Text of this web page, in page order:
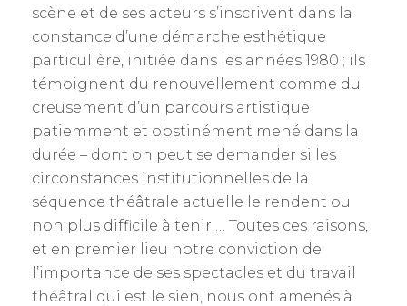
scène et de ses acteurs s’inscrivent dans la
constance d’une démarche esthétique
particulière, initiée dans les années 1980 ; ils
témoignent du renouvellement comme du
creusement d’un parcours artistique
patiemment et obstinément mené dans la
durée – dont on peut se demander si les
circonstances institutionnelles de la
séquence théâtrale actuelle le rendent ou
non plus difficile à tenir … Toutes ces raisons,
et en premier lieu notre conviction de
l’importance de ses spectacles et du travail
théâtral qui est le sien, nous ont amenés à